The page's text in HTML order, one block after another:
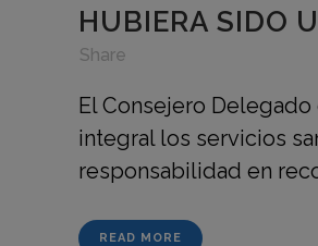
HUBIERA SIDO
Share
El Consejero
integral los servicios
responsabilidad en
READ MORE